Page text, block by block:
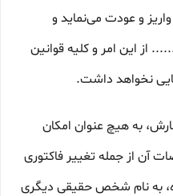
و عودت می‌نماید و
از این امر و کلیه قوانین
نخواهد داشت.
به هیچ عنوان امکان
آن از جمله تغییر فاکتوری
به نام شخص حقیقی دیگری